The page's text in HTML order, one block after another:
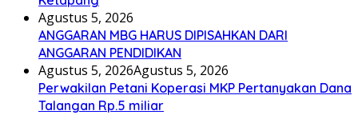
Agustus 5, 2026
ANGGARAN MBG HARUS DIPISAHKAN DARI
ANGGARAN PENDIDIKAN
Agustus 5, 2026Agustus 5, 2026
Perwakilan Petani Koperasi MKP Pertanyakan Dana
Talangan Rp.5 miliar